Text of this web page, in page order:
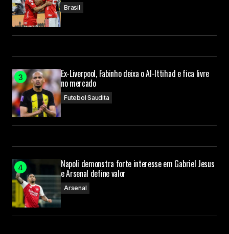
Brasil
Ex-Liverpool, Fabinho deixa o Al-Ittihad e fica livre
no mercado
Futebol Saudita
Napoli demonstra forte interesse em Gabriel Jesus
e Arsenal define valor
Arsenal